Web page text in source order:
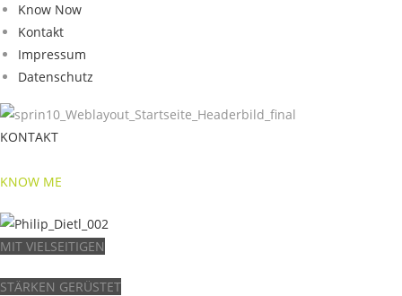
Know Now
Kontakt
Impressum
Datenschutz
KONTAKT
KNOW ME
MIT VIELSEITIGEN
STÄRKEN GERÜSTET